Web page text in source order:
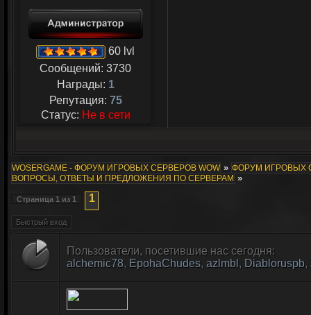
60 lvl
Сообщений: 3730
Награды: 1
Репутация: 75
Статус: Не в сети
WOSERGAME - ФОРУМ ИГРОВЫХ СЕРВЕРОВ WOW » ФОРУМ ИГРОВЫХ
ВОПРОСЫ, ОТВЕТЫ И ПРЕДЛОЖЕНИЯ ПО СЕРВЕРАМ »
Страница 1 из 1 1
Пользователи, посетившие нас сегодня:
alchemic78, EpohaChudes, azlmbl , Diabloruspb,